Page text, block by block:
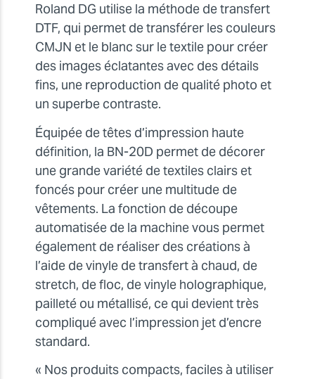
Roland DG utilise la méthode de transfert
DTF, qui permet de transférer les couleurs
CMJN et le blanc sur le textile pour créer
des images éclatantes avec des détails
fins, une reproduction de qualité photo et
un superbe contraste.
Équipée de têtes d’impression haute
définition, la BN-20D permet de décorer
une grande variété de textiles clairs et
foncés pour créer une multitude de
vêtements. La fonction de découpe
automatisée de la machine vous permet
également de réaliser des créations à
l’aide de vinyle de transfert à chaud, de
stretch, de floc, de vinyle holographique,
pailleté ou métallisé, ce qui devient très
compliqué avec l’impression jet d’encre
standard.
« Nos produits compacts, faciles à utiliser